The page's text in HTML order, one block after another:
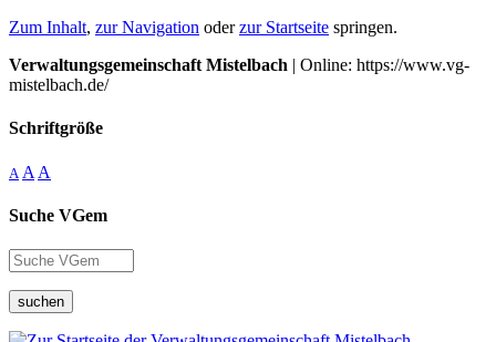
Zum Inhalt, zur Navigation oderzur Startseite springen.
Verwaltungsgemeinschaft Mistelbach | Online: https://www.vg-
mistelbach.de/
Schriftgröße
A A A
Suche VGem
suchen